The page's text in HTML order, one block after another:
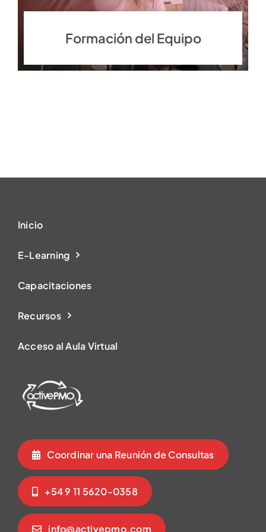
Formación del Equipo
Inicio
E-Learning
Capacitaciones
Recursos
Acceso al Aula Virtual
Coordinar una Reunión de Consultas
+54 9 11 5620-0358
info@activepmo.com